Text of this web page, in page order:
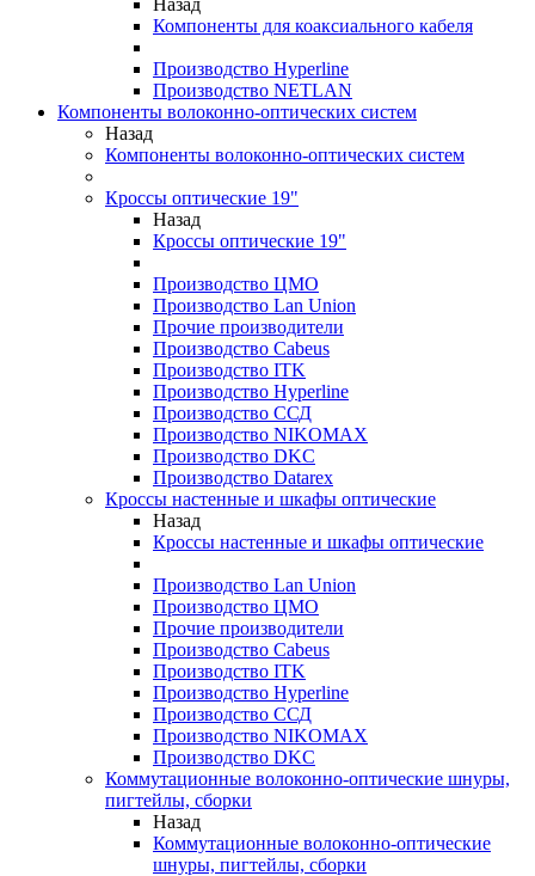
Назад
Компоненты для коаксиального кабеля
Производство Hyperline
Производство NETLAN
Компоненты волоконно-оптических систем
Назад
Компоненты волоконно-оптических систем
Кроссы оптические 19"
Назад
Кроссы оптические 19"
Производство ЦМО
Производство Lan Union
Прочие производители
Производство Cabeus
Производство ITK
Производство Hyperline
Производство ССД
Производство NIKOMAX
Производство DKC
Производство Datarex
Кроссы настенные и шкафы оптические
Назад
Кроссы настенные и шкафы оптические
Производство Lan Union
Производство ЦМО
Прочие производители
Производство Cabeus
Производство ITK
Производство Hyperline
Производство ССД
Производство NIKOMAX
Производство DKC
Коммутационные волоконно-оптические шнуры,
пигтейлы, сборки
Назад
Коммутационные волоконно-оптические
шнуры, пигтейлы, сборки